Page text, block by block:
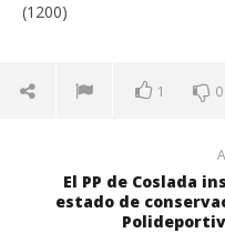
(1200)
1 0
El PP de Coslada
estado de